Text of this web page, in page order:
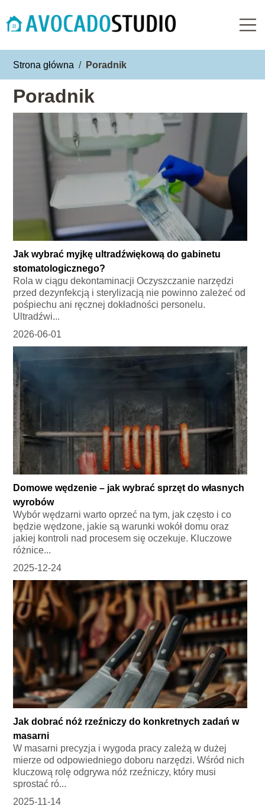
Strona główna / Poradnik
Poradnik
Jak wybrać myjkę ultradźwiękową do gabinetu
stomatologicznego?
Rola w ciągu dekontaminacji Oczyszczanie narzędzi
przed dezynfekcją i sterylizacją nie powinno zależeć od
pośpiechu ani ręcznej dokładności personelu.
Ultradźwi...
2026-06-01
Domowe wędzenie – jak wybrać sprzęt do własnych
wyrobów
Wybór wędzarni warto oprzeć na tym, jak często i co
będzie wędzone, jakie są warunki wokół domu oraz
jakiej kontroli nad procesem się oczekuje. Kluczowe
różnice...
2025-12-24
Jak dobrać nóż rzeźniczy do konkretnych zadań w
masarni
W masarni precyzja i wygoda pracy zależą w dużej
mierze od odpowiedniego doboru narzędzi. Wśród nich
kluczową rolę odgrywa nóż rzeźniczy, który musi
sprostać ró...
2025-11-14